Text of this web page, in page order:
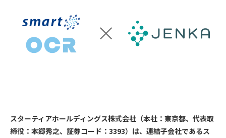
スターティアホールディングス株式会社（本社：東京都、代表取
締役：本郷秀之、証券コード：3393）は、連結子会社であるス